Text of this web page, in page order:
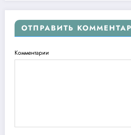
ОТПРАВИТЬ
Комментарии